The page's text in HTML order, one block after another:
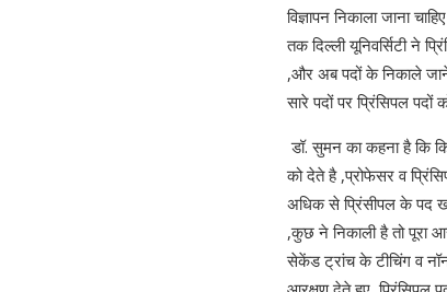
विज्ञापन निकाला जाना
तक दिल्ली यूनिवर्सिटी ने
,और अब पदों के निकाले
सारे पदों पर प्रिंसिपल पदों
डॉ. सुमन का कहना है कि
को देते है ,प्रोफेसर व
अधिक से प्रिंसीपल के पद
,कुछ ने निकाली है तो पूरा
सेकेंड ट्रांच के टीचिंग व